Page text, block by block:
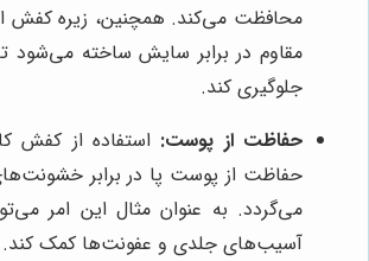
محافظت می‌کند. همچنین، زیره کفش
مقاوم در برابر سایش ساخته می‌شود
جلوگیری کند.
حفاظت از پوست: استفاده از کفش
حفاظت از پوست پا در برابر
می‌گردد. به عنوان مثال این امر
آسیب‌های جلدی و عفونت‌ها کمک کند.